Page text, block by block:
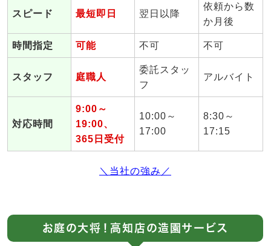
スピード 最短即日 翌日以降
依頼から数
か月後
時間指定 可能 不可 不可
スタッフ 庭職人
委託スタッ
フ
アルバイト
対応時間
9:00～
19:00、
365日受付
10:00～
17:00
8:30～
17:15
＼当社の強み／
お庭の大将！高知店の造園サービス